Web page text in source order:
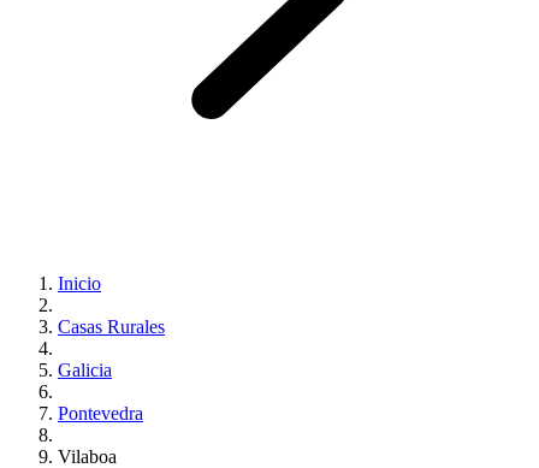
Inicio
Casas Rurales
Galicia
Pontevedra
Vilaboa